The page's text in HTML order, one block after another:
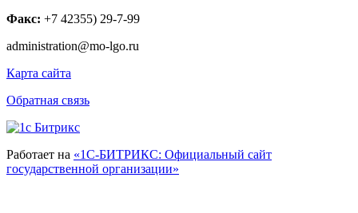
Факс: +7 42355) 29-7-99
administration@mo-lgo.ru
Карта сайта
Обратная связь
Работает на «1С-БИТРИКС: Официальный сайт
государственной организации»